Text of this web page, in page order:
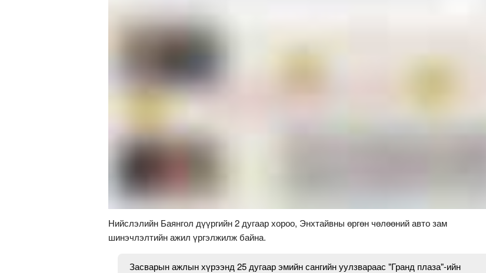
Нийслэлийн Баянгол дүүргийн 2 дугаар хороо, Энхтайвны өргөн чөлөөний авто зам
шинэчлэлтийн ажил үргэлжилж байна.
Засварын ажлын хүрээнд 25 дугаар эмийн сангийн уулзвараас "Гранд плаза"-ийн